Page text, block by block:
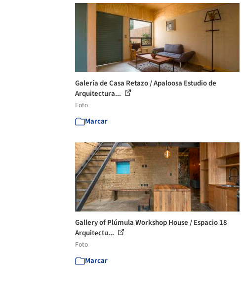
Galería de Casa Retazo / Apaloosa Estudio de
Arquitectura...
Foto
Marcar
Gallery of Plúmula Workshop House / Espacio 18
Arquitectu...
Foto
Marcar